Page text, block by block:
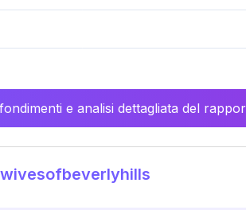
e analisi dettagliata del